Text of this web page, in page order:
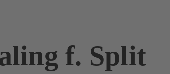
f. Split